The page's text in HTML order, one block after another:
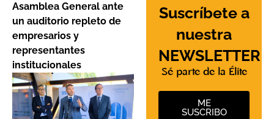
Asamblea General ante
un auditorio repleto de
empresarios y
representantes
institucionales
Suscríbete a
nuestra
NEWSLETTER
Sé parte de la Élite
ME
SUSCRIBO